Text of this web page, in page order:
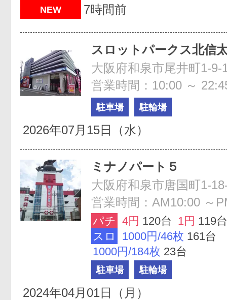
NEW 7時間前
スロットパークス北信
大阪府和泉市尾井町1-9-
営業時間：10:00 ～
駐車場 駐輪場
2026年07月15日（水）
ミナノパート５
大阪府和泉市唐国町1-
営業時間：AM10:00 ～
パチ 4円 120台 1円 119台
スロ
1000円/46枚 161台
1000円/184枚 23台
駐車場 駐輪場
2024年04月01日（月）